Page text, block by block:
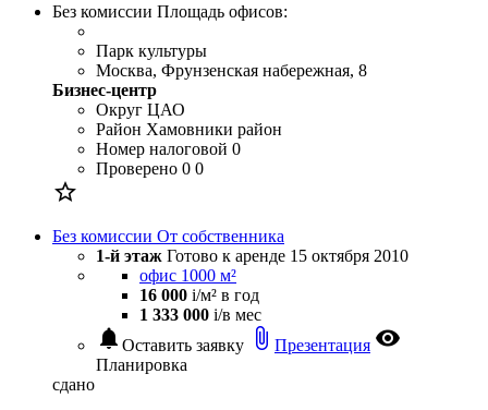
Без комиссии Площадь офисов:
Парк культуры
Москва, Фрунзенская набережная, 8
Бизнес-центр
Округ ЦАО
Район Хамовники район
Номер налоговой 0
Проверено 0 0

Без комиссии От собственника
1-й этаж Готово к аренде 15 октября 2010
офис 1000 м²
16 000 i/м² в год
1 333 000 i/в мес
notifications Оставить заявку attach_file Презентация visibility
Планировка
сдано